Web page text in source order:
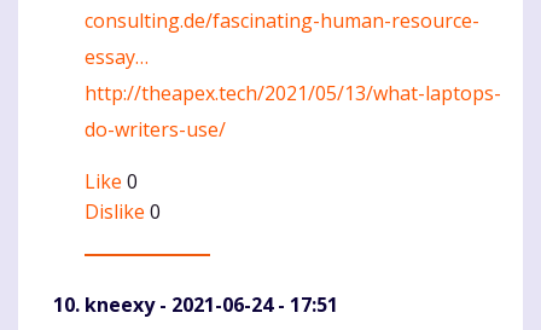
consulting.de/fascinating-human-resource-
essay…
http://theapex.tech/2021/05/13/what-laptops-
do-writers-use/
Like 0
Dislike 0
kneexy- 2021-06-24 - 17:51